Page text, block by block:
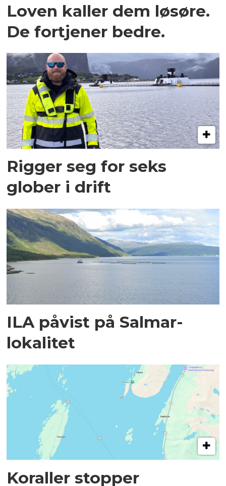
Loven kaller dem løsøre.
De fortjener bedre.
Rigger seg for seks
glober i drift
ILA påvist på Salmar-
lokalitet
Koraller stopper